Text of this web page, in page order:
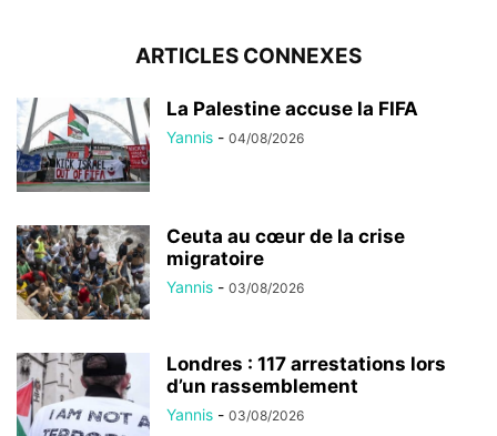
ARTICLES CONNEXES
La Palestine accuse la FIFA
Yannis - 04/08/2026
Ceuta au cœur de la crise
migratoire
Yannis - 03/08/2026
Londres : 117 arrestations lors
d’un rassemblement
Yannis - 03/08/2026